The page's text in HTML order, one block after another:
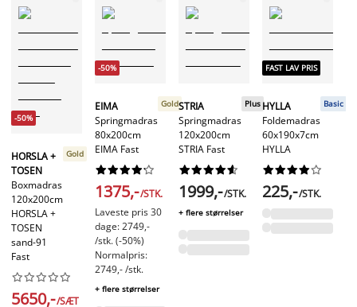
-50%
HORSLA +
TOSEN
Boxmadras
120x200cm
HORSLA +
TOSEN
sand-91
Fast
Gold






5650,-/SÆT
-50%
EIMA
Springmadras
80x200cm
EIMA Fast
Gold






1375,-/STK.
Laveste pris 30
dage: 2749,-
/stk. (-50%)
Normalpris:
2749,- /stk.
+ flere størrelser
STRIA
Springmadras
120x200cm
STRIA Fast
Plus






1999,-/STK.
+ flere størrelser
FAST LAV PRIS
HYLLA
Foldemadras
60x190x7cm
HYLLA
Basic






225,-/STK.